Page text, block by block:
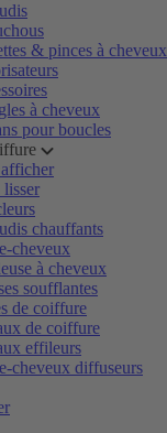
& pinces à cheveux
à cheveux
pour boucles
lisser
chauffants
cheveux
à cheveux
soufflantes
de coiffure
de coiffure
effileurs
cheveux diffuseurs